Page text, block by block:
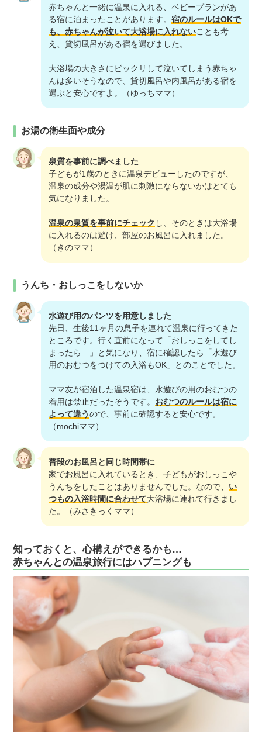
赤ちゃんと一緒に温泉に入れる、ベビープランがあ
る宿に泊まったことがあります。宿のルールはOKで
も、赤ちゃんが泣いて大浴場に入れないことも考
え、貸切風呂がある宿を選びました。
大浴場の大きさにビックリして泣いてしまう赤ちゃ
んは多いそうなので、貸切風呂や内風呂がある宿を
選ぶと安心ですよ。（ゆっちママ）
お湯の衛生面や成分
泉質を事前に調べました
子どもが1歳のときに温泉デビューしたのですが、
温泉の成分や湯温が肌に刺激にならないかはとても
気になりました。
温泉の泉質を事前にチェック し、そのときは大浴場
に入れるのは避け、部屋のお風呂に入れました。
（きのママ）
うんち・おしっこをしないか
水遊び用のパンツを用意しました
先日、生後11ヶ月の息子を連れて温泉に行ってきた
ところです。行く直前になって「おしっこをしてし
まったら…」と気になり、宿に確認したら「水遊び
用のおむつをつけての入浴もOK」とのことでした。
ママ友が宿泊した温泉宿は、水遊びの用のおむつの
着用は禁止だったそうです。 おむつのルールは宿に
よって違うので、事前に確認すると安心です。
（mochiママ）
普段のお風呂と同じ時間帯に
家でお風呂に入れているとき、子どもがおしっこや
うんちをしたことはありませんでした。なので、 い
つもの入浴時間に合わせて大浴場に連れて行きまし
た。（みさきっくママ）
知っておくと、心構えができるかも…
赤ちゃんとの温泉旅行にはハプニングも